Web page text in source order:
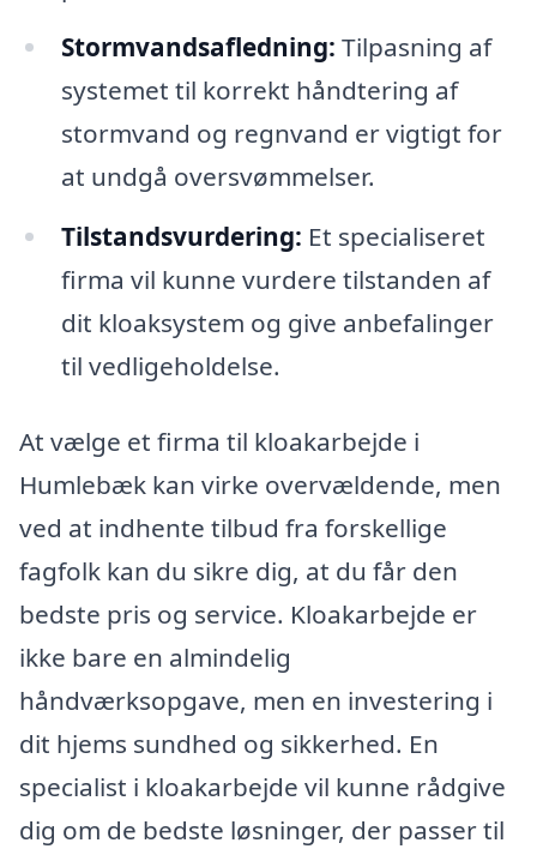
Stormvandsafledning: Tilpasning af
systemet til korrekt håndtering af
stormvand og regnvand er vigtigt for
at undgå oversvømmelser.
Tilstandsvurdering: Et specialiseret
firma vil kunne vurdere tilstanden af
dit kloaksystem og give anbefalinger
til vedligeholdelse.
At vælge et firma til kloakarbejde i
Humlebæk kan virke overvældende, men
ved at indhente tilbud fra forskellige
fagfolk kan du sikre dig, at du får den
bedste pris og service. Kloakarbejde er
ikke bare en almindelig
håndværksopgave, men en investering i
dit hjems sundhed og sikkerhed. En
specialist i kloakarbejde vil kunne rådgive
dig om de bedste løsninger, der passer til